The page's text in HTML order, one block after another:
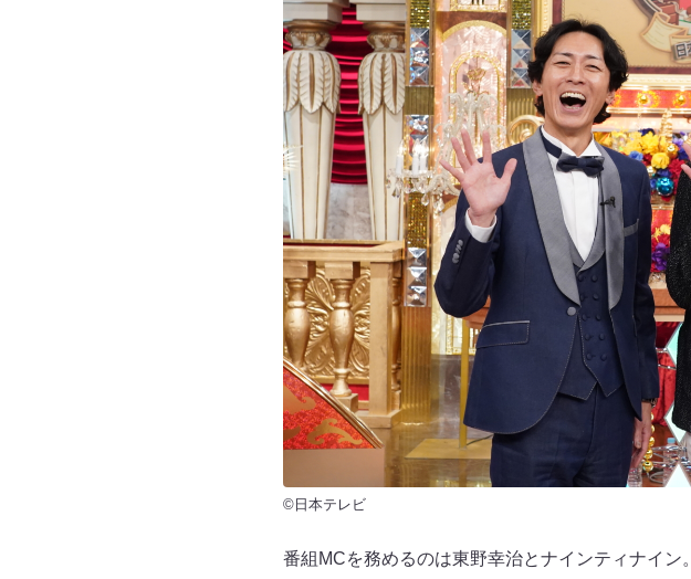
©日本テレビ
番組MCを務めるのは東野幸治とナインティナイン。